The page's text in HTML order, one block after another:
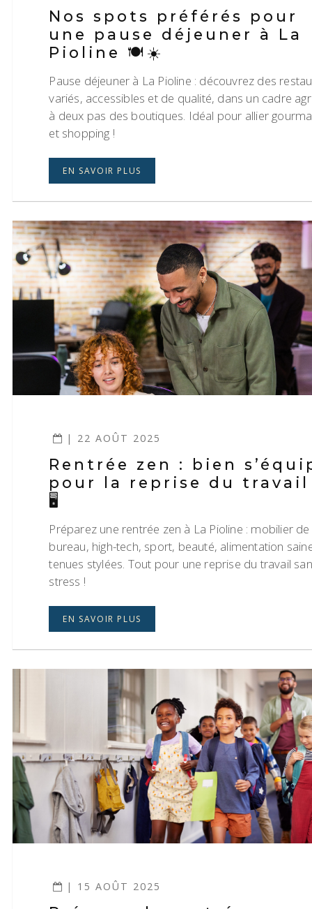
Nos spots préférés pour
une pause déjeuner à La
Pioline 🍽️☀️
Pause déjeuner à La Pioline : découvrez des
variés, accessibles et de qualité, dans un cadre
à deux pas des boutiques. Idéal pour allier
et shopping !
EN SAVOIR PLUS
| 22 AOÛT 2025
Rentrée zen : bien
pour la reprise du travail
🖥️
Préparez une rentrée zen à La Pioline : mobilier de
bureau, high-tech, sport, beauté, alimentation
tenues stylées. Tout pour une reprise du travail
stress !
EN SAVOIR PLUS
| 15 AOÛT 2025